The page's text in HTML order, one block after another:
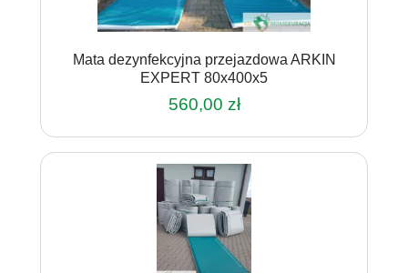
Mata dezynfekcyjna przejazdowa ARKIN
EXPERT 80x400x5
560,00 zł